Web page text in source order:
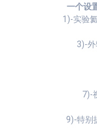
一个设
1)-实验
3)-
7)-
9)-特别